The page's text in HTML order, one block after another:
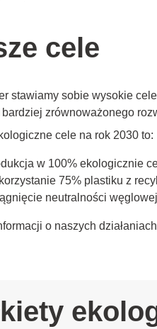
cele
stawiamy sobie wysokie
bardziej zrównoważonego
cele na rok 2030 to:
w 100% ekologicznie
75% plastiku z
neutralności
o naszych